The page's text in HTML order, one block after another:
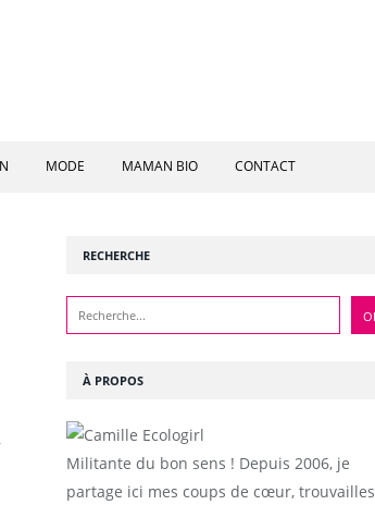
MODE MAMAN BIO CONTACT
RECHERCHE
À PROPOS
Militante du bon sens ! Depuis 2006, je
partage ici mes coups de cœur, trouvailles